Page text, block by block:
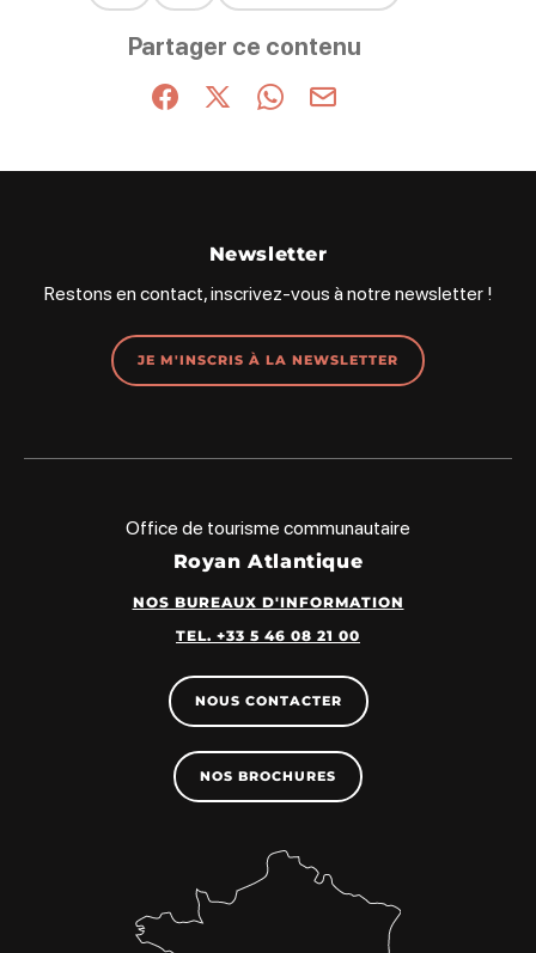
Partager ce contenu
Partager sur Facebook (nouvelle fenêtre)
Partager sur X / Twitter (nouvelle
Partager sur WhatsApp
Partager par mail
Newsletter
Restons en contact, inscrivez-vous à notre newsletter !
JE M'INSCRIS À LA NEWSLETTER
Office de tourisme communautaire
Royan Atlantique
NOS BUREAUX D'INFORMATION
TEL. +33 5 46 08 21 00
NOUS CONTACTER
NOS BROCHURES